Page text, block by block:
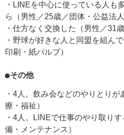
・LINEを中心に使っている人も
ら（男性／25歳／団体・公益法人
・仕方なく交換した（男性／31
・野球が好きな人と同盟を組ん
印刷・紙パルプ）
●その他
・4人。飲み会などのやりとり
療・福祉）
・4人。LINEで仕事のやり取り
備・メンテナンス）